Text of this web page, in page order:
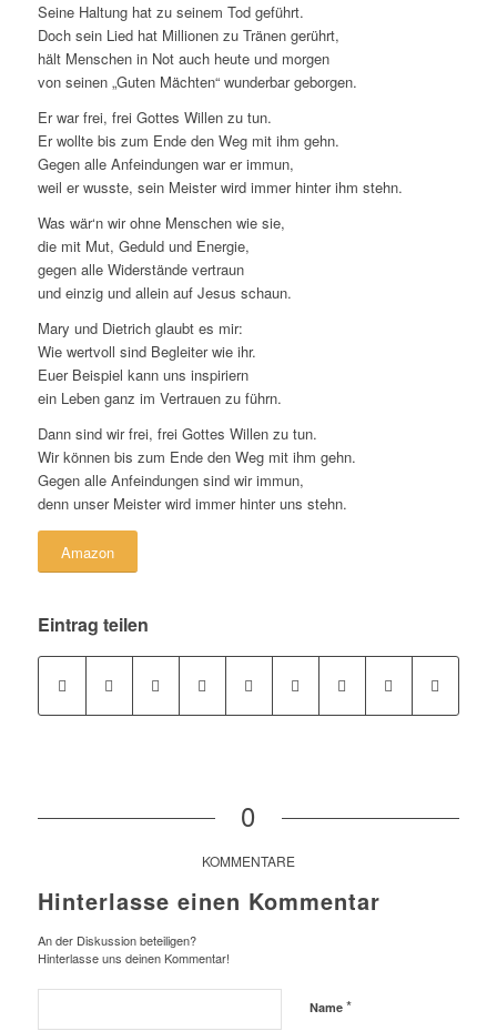
Seine Haltung hat zu seinem Tod geführt.
Doch sein Lied hat Millionen zu Tränen gerührt,
hält Menschen in Not auch heute und morgen
von seinen „Guten Mächten“ wunderbar geborgen.
Er war frei, frei Gottes Willen zu tun.
Er wollte bis zum Ende den Weg mit ihm gehn.
Gegen alle Anfeindungen war er immun,
weil er wusste, sein Meister wird immer hinter ihm stehn.
Was wär‘n wir ohne Menschen wie sie,
die mit Mut, Geduld und Energie,
gegen alle Widerstände vertraun
und einzig und allein auf Jesus schaun.
Mary und Dietrich glaubt es mir:
Wie wertvoll sind Begleiter wie ihr.
Euer Beispiel kann uns inspiriern
ein Leben ganz im Vertrauen zu führn.
Dann sind wir frei, frei Gottes Willen zu tun.
Wir können bis zum Ende den Weg mit ihm gehn.
Gegen alle Anfeindungen sind wir immun,
denn unser Meister wird immer hinter uns stehn.
Amazon
Eintrag teilen
0
KOMMENTARE
Hinterlasse einen Kommentar
An der Diskussion beteiligen?
Hinterlasse uns deinen Kommentar!
Name *